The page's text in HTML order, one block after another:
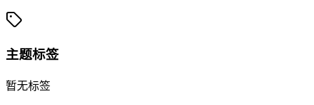
主题标签
暂无标签